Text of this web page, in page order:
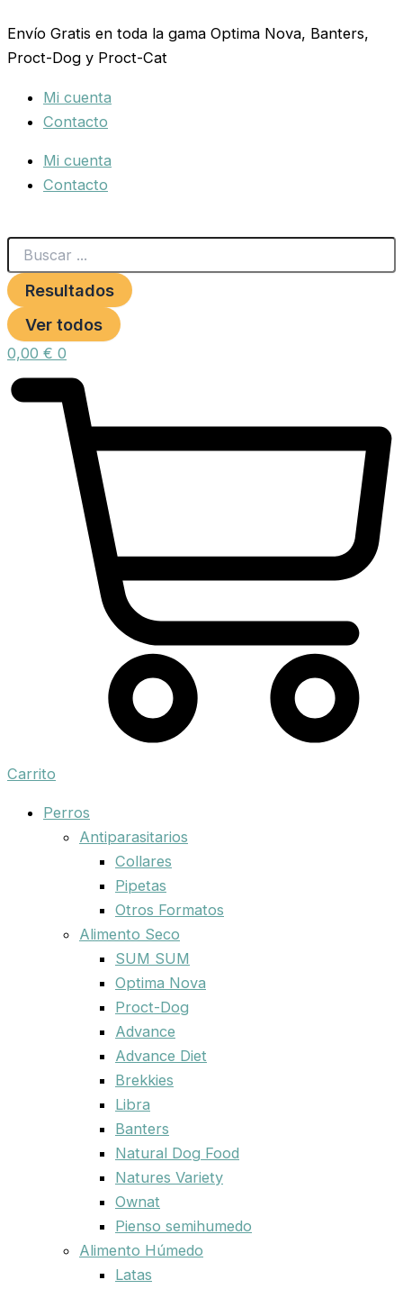
al
contenido
Envío Gratis en toda la gama Optima Nova, Banters,
Proct-Dog y Proct-Cat
Mi cuenta
Contacto
Mi cuenta
Contacto
...
Resultados
Ver todos
0,00 € 0
Carrito
Perros
Antiparasitarios
Collares
Pipetas
Otros Formatos
Alimento Seco
SUM SUM
Optima Nova
Proct-Dog
Advance
Advance Diet
Brekkies
Libra
Banters
Natural Dog Food
Natures Variety
Ownat
Pienso semihumedo
Alimento Húmedo
Latas
CAT
WEIGHT
BALANCE
cantidad